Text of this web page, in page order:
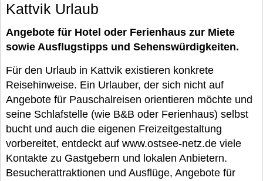
Kattvik Urlaub
Angebote für Hotel oder Ferienhaus zur Miete
sowie Ausflugstipps und Sehenswürdigkeiten.
Für den Urlaub in Kattvik existieren konkrete
Reisehinweise. Ein Urlauber, der sich nicht auf
Angebote für Pauschalreisen orientieren möchte und
seine Schlafstelle (wie B&B oder Ferienhaus) selbst
bucht und auch die eigenen Freizeitgestaltung
vorbereitet, entdeckt auf www.ostsee-netz.de viele
Kontakte zu Gastgebern und lokalen Anbietern.
Besucherattraktionen und Ausflüge, Angebote für